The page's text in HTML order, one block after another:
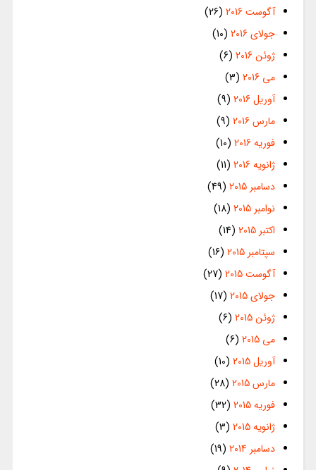
آگوست 2016
(26)
جولای 2016
(10)
ژوئن 2016
(6)
می 2016
(3)
آوریل 2016
(9)
مارس 2016
(9)
فوریه 2016
(10)
ژانویه 2016
(11)
دسامبر 2015
(49)
نوامبر 2015
(18)
اکتبر 2015
(14)
سپتامبر 2015
(16)
آگوست 2015
(27)
جولای 2015
(17)
ژوئن 2015
(6)
می 2015
(6)
آوریل 2015
(10)
مارس 2015
(28)
فوریه 2015
(32)
ژانویه 2015
(3)
دسامبر 2014
(19)